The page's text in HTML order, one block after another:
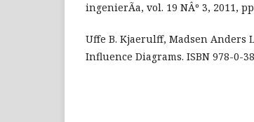
ingenierÃ­a, vol. 19 NÂº 3, 2011,
Uffe B. Kjaerulff, Madsen Anders
Influence Diagrams. ISBN 978-0-